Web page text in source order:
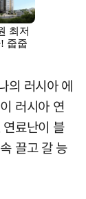
의 러시아 에
러시아 연
료난이 블
끌고 갈 능